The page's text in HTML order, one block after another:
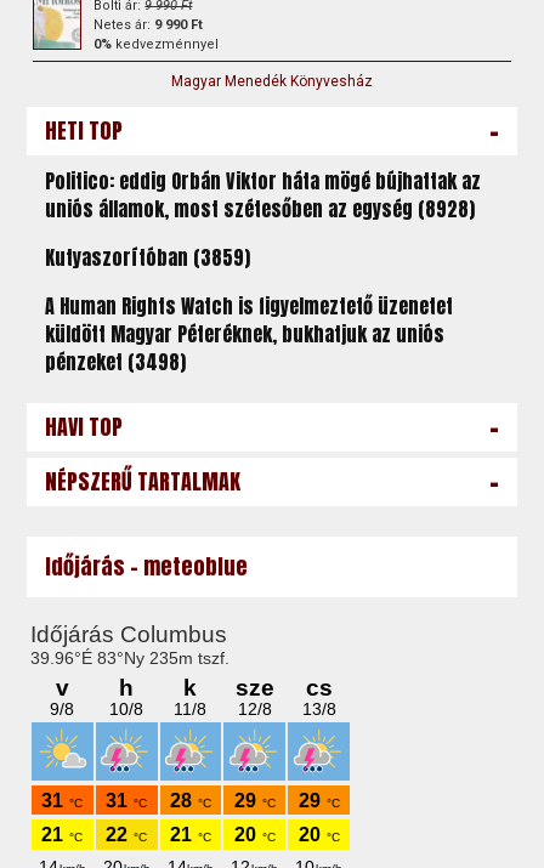
Bolti ár:9 990 Ft
Netes ár: 9 990 Ft
0% kedvezménnyel
Magyar Menedék Könyvesház
HETI TOP -
Politico: eddig Orbán Viktor háta mögé bújhattak az
uniós államok, most szétesőben az egység (8928)
Kutyaszorítóban (3859)
A Human Rights Watch is figyelmeztető üzenetet
küldött Magyar Péteréknek, bukhatjuk az uniós
pénzeket (3498)
HAVI TOP -
NÉPSZERŰ TARTALMAK -
Időjárás - meteoblue